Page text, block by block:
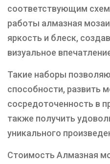
соответствующим
работы алмазная
яркость и блеск,
визуальное
Такие наборы
способности, развить
сосредоточенность в
также получить
уникального
Стоимость Алмазная